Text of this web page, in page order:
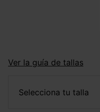
Ver la guía de tallas
selecciona tu talla